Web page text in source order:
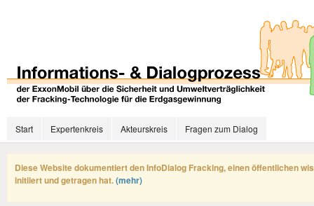
Start Expertenkreis Akteurskreis Fragen zum Dialog
Diese Website dokumentiert den InfoDialog Fracking, einen öffentlichen
initiiert und getragen hat.(mehr)